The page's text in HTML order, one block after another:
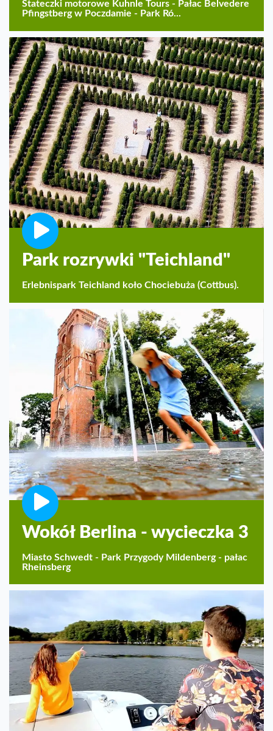
Stateczki motorowe Kuhnle Tours - Pałac Belvedere
Pfingstberg w Poczdamie - Park Ró...
Park rozrywki "Teichland"
Erlebnispark Teichland koło Chociebuża (Cottbus).
Wokół Berlina - wycieczka 3
Miasto Schwedt - Park Przygody Mildenberg - pałac
Rheinsberg